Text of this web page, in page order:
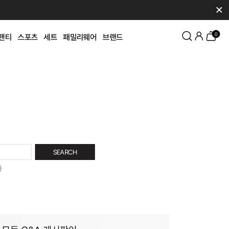
✕
티 스포츠 세트 패밀리웨어 브랜드 0
SEARCH